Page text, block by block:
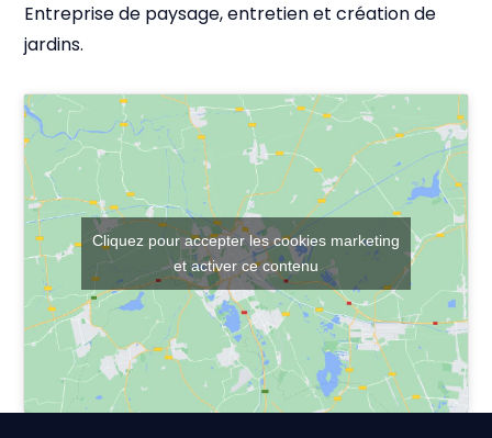
Entreprise de paysage, entretien et création de
jardins.
Cliquez pour accepter les cookies marketing
et activer ce contenu